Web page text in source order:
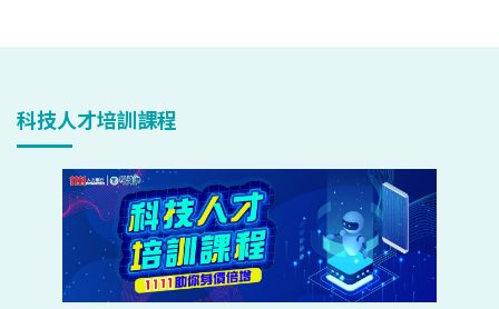
科技人才培訓課程